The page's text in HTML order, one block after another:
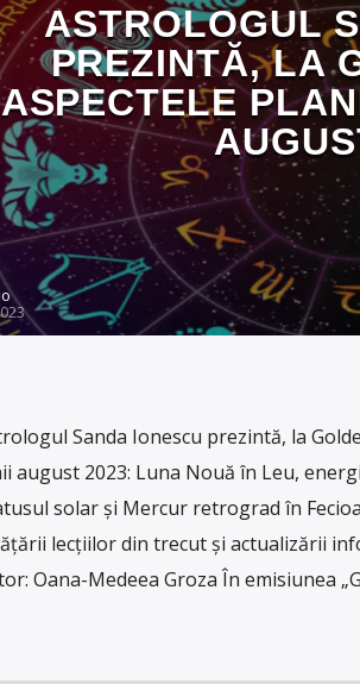
ASTROLOGUL
PREZINTĂ, LA
ASPECTELE
Sanda Ionescu prezintă, la
august 2023: Luna Nouă în Leu,
solar și Mercur retrograd în
lecțiilor din trecut și actualizării
Oana-Medeea Groza În emisiunea